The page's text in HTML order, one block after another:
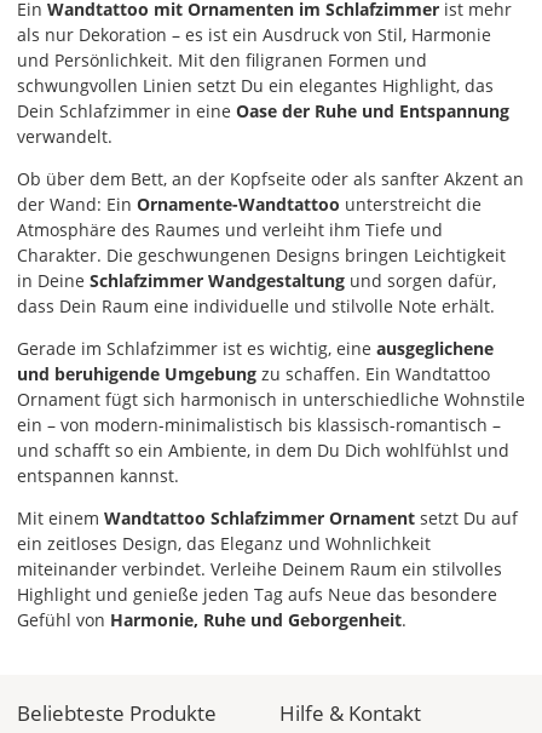
Ein Wandtattoo mit Ornamenten im Schlafzimmer ist mehr
als nur Dekoration – es ist ein Ausdruck von Stil, Harmonie
und Persönlichkeit. Mit den filigranen Formen und
schwungvollen Linien setzt Du ein elegantes Highlight, das
Dein Schlafzimmer in eine Oase der Ruhe und Entspannung
verwandelt.
Ob über dem Bett, an der Kopfseite oder als sanfter Akzent an
der Wand: Ein Ornamente-Wandtattoo unterstreicht die
Atmosphäre des Raumes und verleiht ihm Tiefe und
Charakter. Die geschwungenen Designs bringen Leichtigkeit
in Deine Schlafzimmer Wandgestaltung und sorgen dafür,
dass Dein Raum eine individuelle und stilvolle Note erhält.
Gerade im Schlafzimmer ist es wichtig, eine ausgeglichene
und beruhigende Umgebung zu schaffen. Ein Wandtattoo
Ornament fügt sich harmonisch in unterschiedliche Wohnstile
ein – von modern-minimalistisch bis klassisch-romantisch –
und schafft so ein Ambiente, in dem Du Dich wohlfühlst und
entspannen kannst.
Mit einem Wandtattoo Schlafzimmer Ornament setzt Du auf
ein zeitloses Design, das Eleganz und Wohnlichkeit
miteinander verbindet. Verleihe Deinem Raum ein stilvolles
Highlight und genieße jeden Tag aufs Neue das besondere
Gefühl von Harmonie, Ruhe und Geborgenheit.
Beliebteste Produkte Hilfe & Kontakt